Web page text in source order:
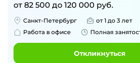
от 82 500 до 120 000 руб.
Санкт-Петербург
от 1 до 3 лет
Работа в офисе
Полная
Откликнуться